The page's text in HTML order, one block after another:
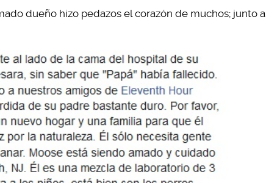
dueño hizo pedazos el corazón de muchos; junto a